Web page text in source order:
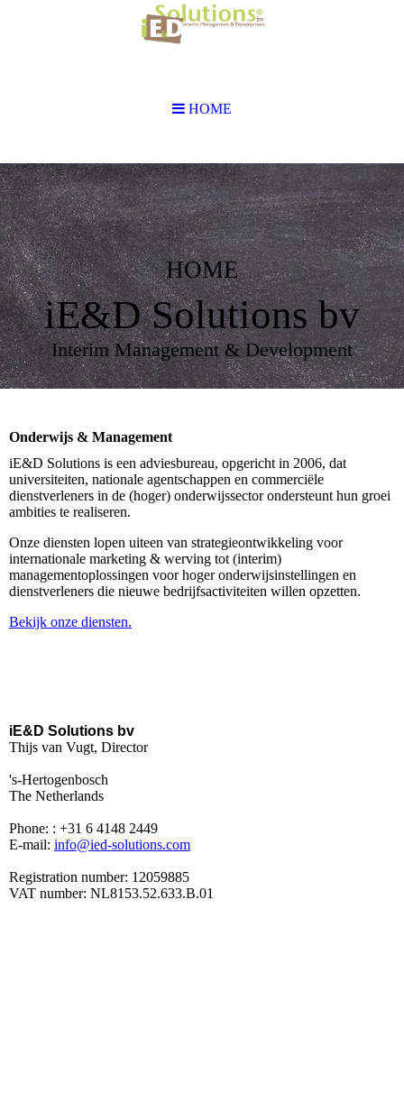
HOME
iE&D Solutions bv
Interim Management & Development
Onderwijs & Management
iE&D Solutions is een adviesbureau, opgericht in 2006, dat
universiteiten, nationale agentschappen en commerciële
dienstverleners in de (hoger) onderwijssector ondersteunt hun groei
ambities te realiseren.
Onze diensten lopen uiteen van strategieontwikkeling voor
internationale marketing & werving tot (interim)
managementoplossingen voor hoger onderwijsinstellingen en
dienstverleners die nieuwe bedrijfsactiviteiten willen opzetten.
Bekijk onze diensten.
iE&D Solutions bv
Thijs van Vugt, Director
's-Hertogenbosch
The Netherlands
Phone: : +31 6 4148 2449
E-mail: info@ied-solutions.com
Registration number: 12059885
VAT number: NL8153.52.633.B.01
HOME